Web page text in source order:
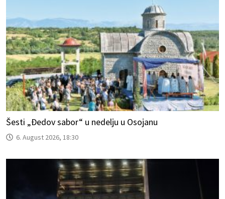
Šesti „Đedov sabor“ u nedelju u Osojanu
6. August 2026, 18:30